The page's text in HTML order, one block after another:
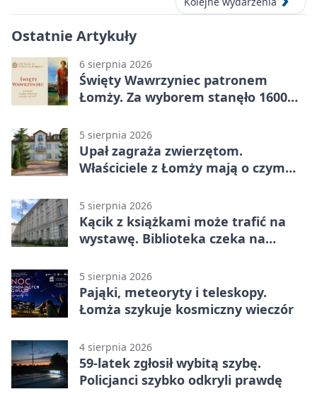
Ostatnie Artykuły
6 sierpnia 2026
Święty Wawrzyniec patronem
Łomży. Za wyborem stanęło 1600
5 sierpnia 2026
Upał zagraża zwierzętom.
Właściciele z Łomży mają o czym
5 sierpnia 2026
Kącik z książkami może trafić na
wystawę. Biblioteka czeka na
5 sierpnia 2026
Pająki, meteoryty i teleskopy.
Łomża szykuje kosmiczny wieczór
4 sierpnia 2026
59-latek zgłosił wybitą szybę.
Policjanci szybko odkryli prawdę